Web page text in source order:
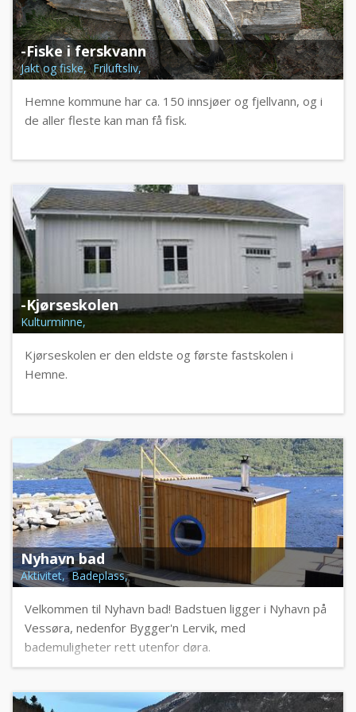
-Fiske i ferskvann
Jakt og fiske, Friluftsliv,
Hemne kommune har ca. 150 innsjøer og fjellvann, og i
de aller fleste kan man få fisk.
-Kjørseskolen
Kulturminne,
Kjørseskolen er den eldste og første fastskolen i
Hemne.
Nyhavn bad
Aktivitet, Badeplass,
Velkommen til Nyhavn bad! Badstuen ligger i Nyhavn på
Vessøra, nedenfor Bygger'n Lervik, med
bademuligheter rett utenfor døra.